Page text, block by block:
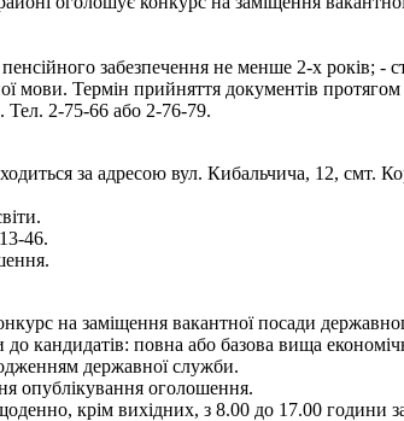
забезпечення не менше 2-х
мови. Термін прийняття документів
Тел. 2-75-66 або 2-76-79.
за адресою вул. Кибальчича, 12, смт.
46.
на заміщення вакантної посади
кандидатів: повна або базова вища
державної служби.
опублікування оголошення.
щоденно, крім вихідних, з 8.00 до 17.00